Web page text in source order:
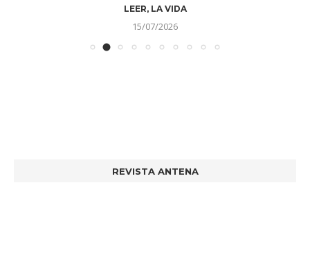
LEER, LA VIDA
15/07/2026
REVISTA ANTENA